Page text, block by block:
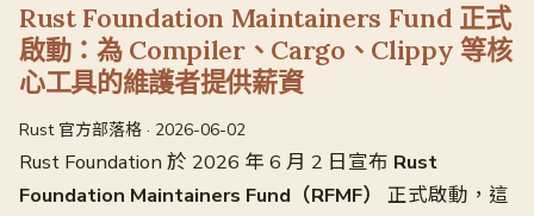
Rust Foundation Maintainers Fund 正式
啟動：為 Compiler、Cargo、Clippy 等核
心工具的維護者提供薪資
Rust 官方部落格 · 2026-06-02
Rust Foundation 於 2026 年 6 月 2 日宣布 Rust
Foundation Maintainers Fund（RFMF）
正式啟動，這